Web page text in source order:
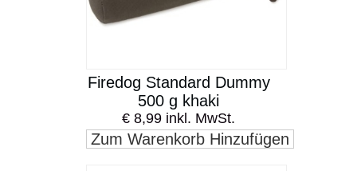
Firedog Standard Dummy
500 g khaki
€ 8,99 inkl. MwSt.
Zum Warenkorb Hinzufügen